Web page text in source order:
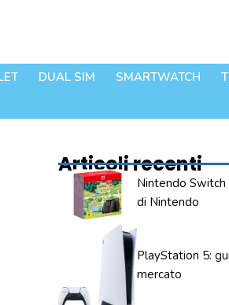
DUAL SIM SMARTWATCH
Articoli recenti
Nintendo Switch
di Nintendo
PlayStation 5:
mercato